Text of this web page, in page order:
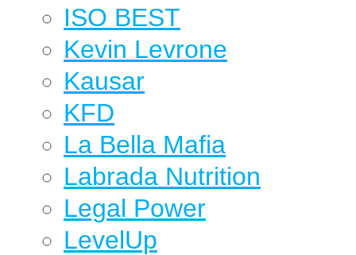
ISO BEST
Kevin Levrone
Kausar
KFD
La Bella Mafia
Labrada Nutrition
Legal Power
LevelUp